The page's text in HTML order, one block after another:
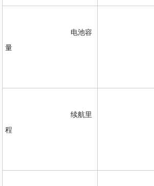
量
				续航里
程